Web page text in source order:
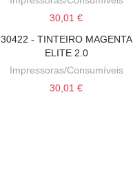
30,01 €
ADICIONAR AO CARRINHO
30422 - TINTEIRO MAGENTA
ELITE 2.0
Impressoras/Consumíveis
30,01 €